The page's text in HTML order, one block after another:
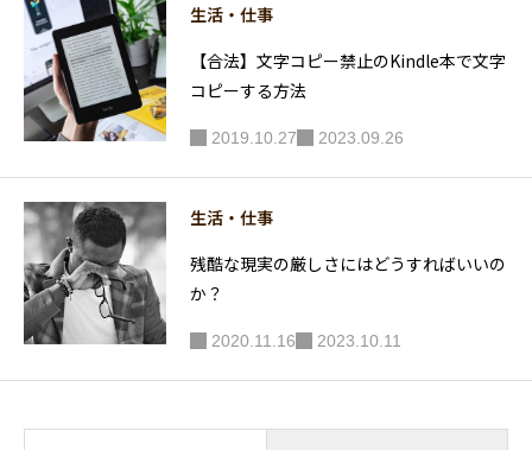
生活・仕事
【合法】文字コピー禁止のKindle本で文字
コピーする方法
2019.10.27 2023.09.26
生活・仕事
残酷な現実の厳しさにはどうすればいいの
か？
2020.11.16 2023.10.11